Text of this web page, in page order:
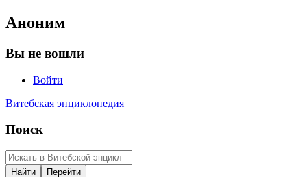
Аноним
Вы не вошли
Войти
Витебская энциклопедия
Поиск